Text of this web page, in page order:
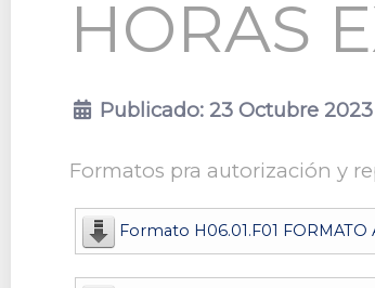
HORAS
Publicado: 23 Octubre 2023
Formatos pra autorización y
Formato H06.01.F01 FORMATO